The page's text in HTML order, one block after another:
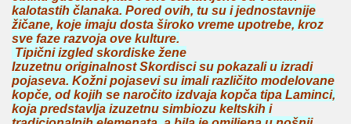
kalotastih članaka. Pored ovih, tu su i jednostavnije
žičane, koje imaju dosta široko vreme upotrebe, kroz
sve faze razvoja ove kulture.
Tipični izgled skordiske žene
Izuzetnu originalnost Skordisci su pokazali u izradi
pojaseva. Kožni pojasevi su imali različito modelovane
kopče, od kojih se naročito izdvaja kopča tipa Laminci,
koja predstavlja izuzetnu simbiozu keltskih i